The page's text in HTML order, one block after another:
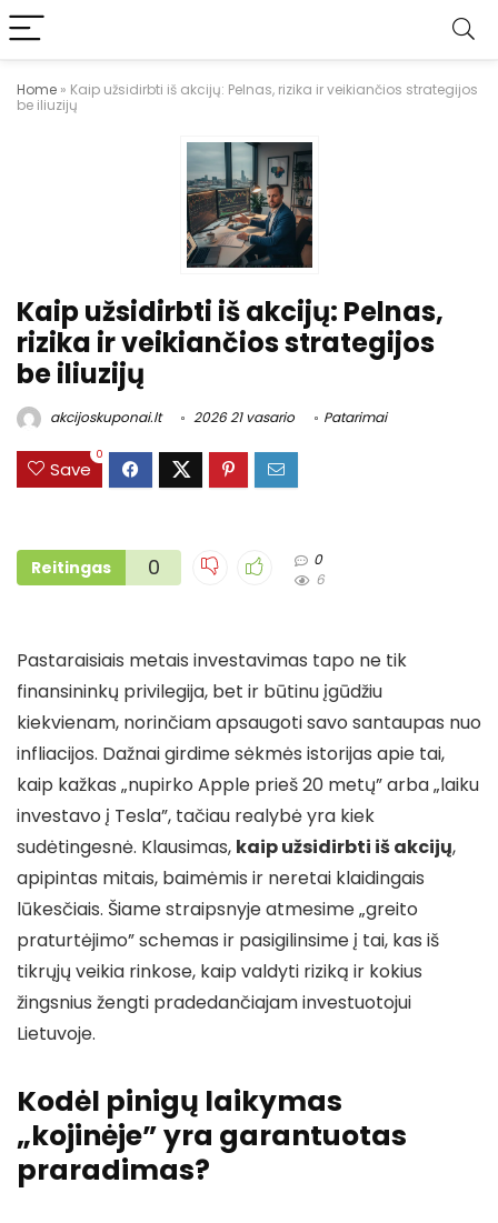
Home » Kaip užsidirbti iš akcijų: Pelnas, rizika ir veikiančios strategijos
be iliuzijų
Kaip užsidirbti iš akcijų: Pelnas,
rizika ir veikiančios strategijos
be iliuzijų
akcijoskuponai.lt 2026 21 vasario Patarimai
Save
0
Reitingas 0
0
6
Pastaraisiais metais investavimas tapo ne tik
finansininkų privilegija, bet ir būtinu įgūdžiu
kiekvienam, norinčiam apsaugoti savo santaupas nuo
infliacijos. Dažnai girdime sėkmės istorijas apie tai,
kaip kažkas „nupirko Apple prieš 20 metų” arba „laiku
investavo į Tesla”, tačiau realybė yra kiek
sudėtingesnė. Klausimas, kaip užsidirbti iš akcijų,
apipintas mitais, baimėmis ir neretai klaidingais
lūkesčiais. Šiame straipsnyje atmesime „greito
praturtėjimo” schemas ir pasigilinsime į tai, kas iš
tikrųjų veikia rinkose, kaip valdyti riziką ir kokius
žingsnius žengti pradedančiajam investuotojui
Lietuvoje.
Kodėl pinigų laikymas
„kojinėje” yra garantuotas
praradimas?